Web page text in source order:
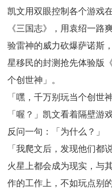
凯文用双眼控制各个游戏
《三国志》，用袁绍一路
验雷神的威力砍爆萨诺斯
星移民的封测抢先体验版
个创世神」。
「嘿，千万别玩当个创世神
「喔？」凯文看着隔壁游
反问一句：「为什么？」
「我爬文后，发现他们都
火星上都会成为现实，与
作的工作上，不如玩点别的